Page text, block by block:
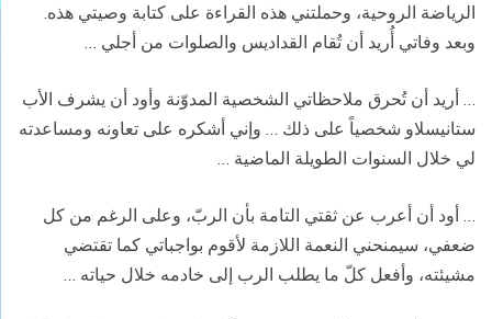
الرياضة الروحية، وحملتني هذه القراءة على كتابة وصيتي هذه.
وبعد وفاتي أُريد أن تُقام القداديس والصلوات من أجلي …
… أريد أن تُحرق ملاحظاتي الشخصية المدوّنة وأود أن يشرف الأب
ستانيسلاو شخصياً على ذلك … وإني أشكره على تعاونه ومساعدته
لي خلال السنوات الطويلة الماضية …
… أود أن أعرب عن ثقتي التامة بأن الربّ، وعلى الرغم من كل
ضعفي، سيمنحني النعمة اللازمة لأقوم بواجباتي كما تقتضي
مشيئته، وأفعل كلّ ما يطلب الرب إلى خادمه خلال حياته …